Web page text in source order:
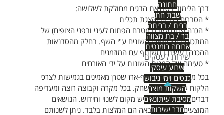
חתונה
שבת חתן
ברית / בריתה
בר / בת מצווה
ארוחה רומנטית
שירות לעסקים
אירוע עיסקי
כנסים וימי גיבוש
השקות מוצר
מסיבת עיתונאים
חדר ישיבות
דרך הלימוד בסדנאת הדגים מחולקת לשלושה:
* הסברים כלליים והצגת תכלית
* הכנה פרונטלית (במטבח הפתוח לעיני ובפני הצופים) של
המתכונים והנושאים השונים ע"י השף. בחלק מהסדנאות
ההכנה נעשית במשותף עם המוזמנים
* טעימה של המנות השונות על ידי האורחים
בכל מקרה, בסטודיו שף-ארז שטרן מאמינים בגמישות לצרכי
הלקוח שהיא שם המשחק. בכל מקרה וקבוצה רוצה ומעדיפה
דברים אחרים בתפריט יש מקום לשנוי וחידוש. הנושאים
המוצעים ברשימה הבאה הם המלצות בלבד. ניתן לשנותם